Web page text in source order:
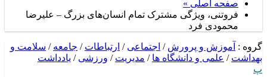
صفحه اصلی »
فروتنی، ویژگی مشترک تمام انسان‌های بزرگ – علیرضا
محمودی فرد
گروه : آموزش و پرورش / اجتماعی / ارتباطات / جامعه / سلامت و
بهداشت / علمی و دانشگاه ها / مدیریت / ورزشی / یادداشت
پ